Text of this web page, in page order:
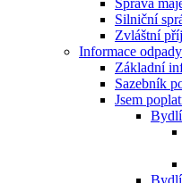
Správa
Silniční
Zvláštní
Informace
Základní
Sazebník
Jsem